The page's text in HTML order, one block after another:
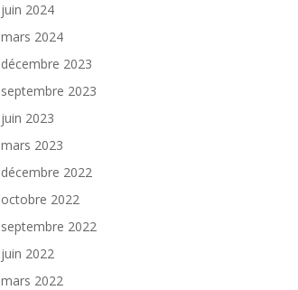
juin 2024
mars 2024
décembre 2023
septembre 2023
juin 2023
mars 2023
décembre 2022
octobre 2022
septembre 2022
juin 2022
mars 2022